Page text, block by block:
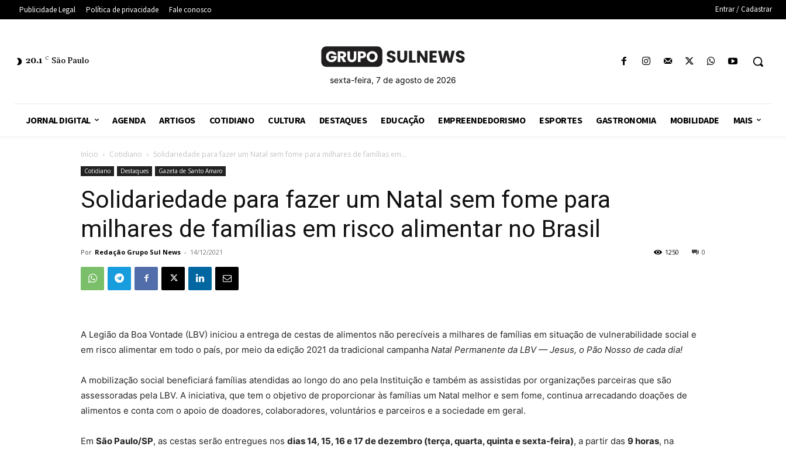
Publicidade Legal Política de privacidade Fale conosco Entrar / Cadastrar
20.1 C São Paulo
sexta-feira, 7 de agosto de 2026
JORNAL DIGITAL AGENDA ARTIGOS COTIDIANO CULTURA DESTAQUES EDUCAÇÃO EMPREENDEDORISMO ESPORTES GASTRONOMIA MOBILIDADE MAIS
Início Cotidiano Solidariedade para fazer um Natal sem fome para milhares de famílias em...
Cotidiano Destaques Gazeta de Santo Amaro
Solidariedade para fazer um Natal sem fome para
milhares de famílias em risco alimentar no Brasil
Por Redação Grupo Sul News - 14/12/2021 0
1250
A Legião da Boa Vontade (LBV) iniciou a entrega de cestas de alimentos não perecíveis a milhares de famílias em situação de vulnerabilidade social e
em risco alimentar em todo o país, por meio da edição 2021 da tradicional campanha Natal Permanente da LBV — Jesus, o Pão Nosso de cada dia!
A mobilização social beneficiará famílias atendidas ao longo do ano pela Instituição e também as assistidas por organizações parceiras que são
assessoradas pela LBV. A iniciativa, que tem o objetivo de proporcionar às famílias um Natal melhor e sem fome, continua arrecadando doações de
alimentos e conta com o apoio de doadores, colaboradores, voluntários e parceiros e a sociedade em geral.
Em São Paulo/SP, as cestas serão entregues nos dias 14, 15, 16 e 17 de dezembro (terça, quarta, quinta e sexta-feira), a partir das 9 horas, na